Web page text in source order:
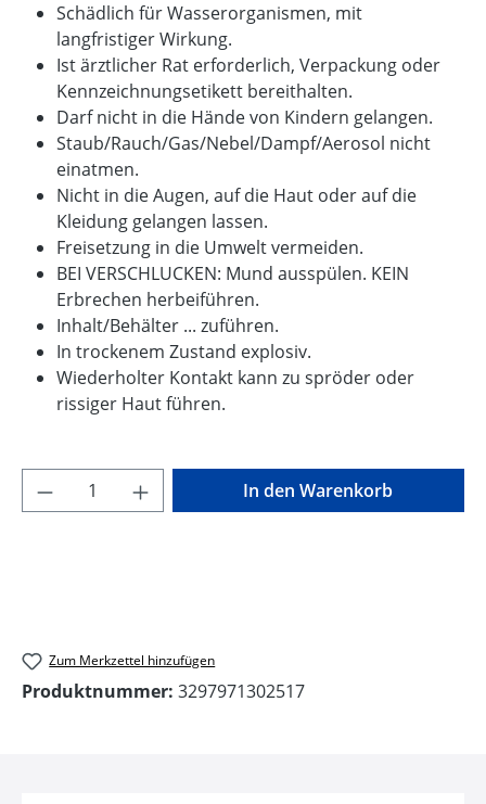
Schädlich für Wasserorganismen, mit
langfristiger Wirkung.
Ist ärztlicher Rat erforderlich, Verpackung oder
Kennzeichnungsetikett bereithalten.
Darf nicht in die Hände von Kindern gelangen.
Staub/Rauch/Gas/Nebel/Dampf/Aerosol nicht
einatmen.
Nicht in die Augen, auf die Haut oder auf die
Kleidung gelangen lassen.
Freisetzung in die Umwelt vermeiden.
BEI VERSCHLUCKEN: Mund ausspülen. KEIN
Erbrechen herbeiführen.
Inhalt/Behälter ... zuführen.
In trockenem Zustand explosiv.
Wiederholter Kontakt kann zu spröder oder
rissiger Haut führen.
Produkt Anzahl: Gib den gewünschten
In den Warenkorb
Zum Merkzettel hinzufügen
Produktnummer: 3297971302517